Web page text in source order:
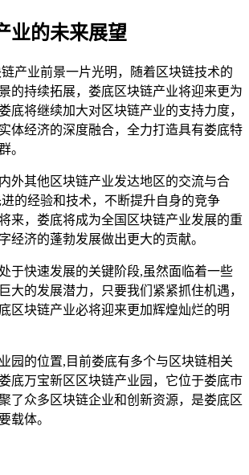
业的未来展望
产业前景一片光明，随着区块链技术的
的持续拓展，娄底区块链产业将迎来更为
底将继续加大对区块链产业的支持力度，
体经济的深度融合，全力打造具有娄底特
。
外其他区块链产业发达地区的交流与合
的经验和技术，不断提升自身的竞争
来，娄底将成为全国区块链产业发展的重
经济的蓬勃发展做出更大的贡献。
于快速发展的关键阶段,虽然面临着一些
大的发展潜力，只要我们紧紧抓住机遇，
区块链产业必将迎来更加辉煌灿烂的明
园的位置,目前娄底有多个与区块链相关
底万宝新区区块链产业园，它位于娄底市
了众多区块链企业和创新资源，是娄底区
载体。